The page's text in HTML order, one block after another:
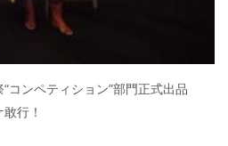
コンペティション”部門正式出品
行！